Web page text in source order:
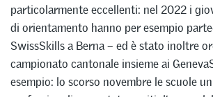
particolarmente eccellenti: nel 2022 i
di orientamento hanno per esempio
SwissSkills a Berna – ed è stato inoltre
campionato cantonale insieme ai
esempio: lo scorso novembre le scuole